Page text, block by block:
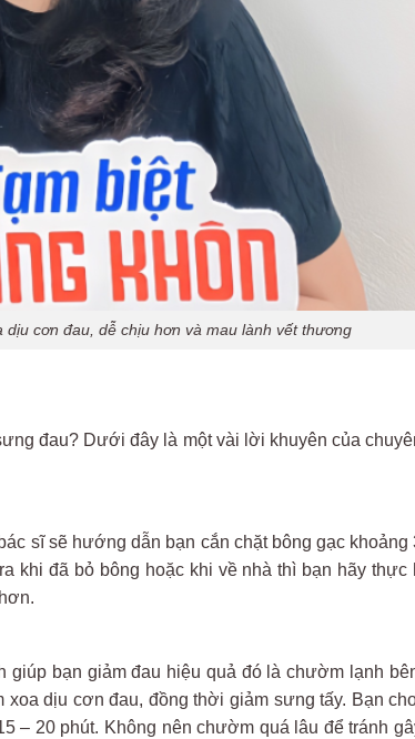
cơn đau, dễ chịu hơn và mau lành vết thương
đau? Dưới đây là một vài lời khuyên của
sĩ sẽ hướng dẫn bạn cắn chặt bông gạc khoảng
khi đã bỏ bông hoặc khi về nhà thì bạn hãy thực
giúp bạn giảm đau hiệu quả đó là chườm lạnh
dịu cơn đau, đồng thời giảm sưng tấy. Bạn
– 20 phút. Không nên chườm quá lâu để tránh